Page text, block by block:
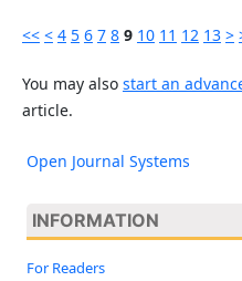
<< < 4 5 6 7 8 9 10 11 12 13 >
You may also start an
article.
Open Journal Systems
INFORMATION
For Readers